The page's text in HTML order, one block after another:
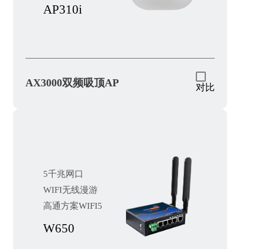
AP310i
AX3000双频吸顶AP 对比
5千兆网口
WIFI无线漫游
高通方案WIFI5
W650